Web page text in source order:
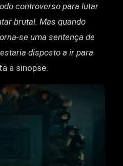
controverso para lutar
brutal. Mas quando
se uma sentença de
disposto a ir para
a sinopse.